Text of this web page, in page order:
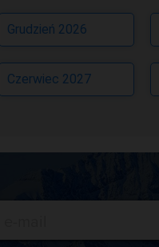
Grudzień 2026
Czerwiec 2027